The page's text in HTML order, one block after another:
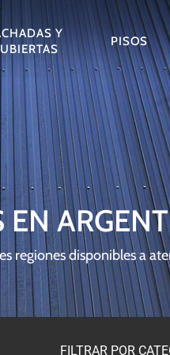
NUBES E ISLAS
ACÚSTICAS
CORTASOLES DE
MADERA
Y
FACHADAS
VENTILADAS
PISOS
EN
regiones disponibles a
FILTRAR POR